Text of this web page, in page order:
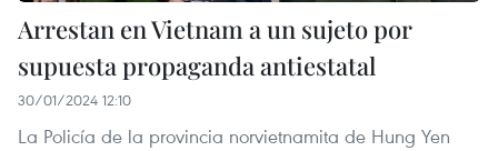
Arrestan en Vietnam a un sujeto por
supuesta propaganda antiestatal
30/01/2024 12:10
La Policía de la provincia norvietnamita de Hung Yen